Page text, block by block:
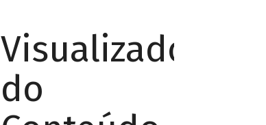
Visualizador
do